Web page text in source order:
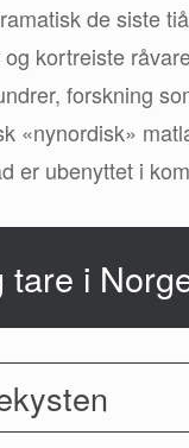
de siste
kortreiste
forskning
«nynordisk»
er ubenyttet i
tare i